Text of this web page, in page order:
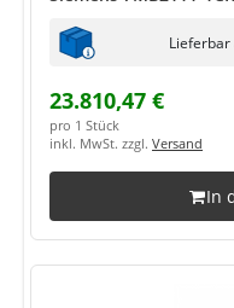
Lieferbar
23.810,47 €
pro 1 Stück
inkl. MwSt. zzgl. Versand
In